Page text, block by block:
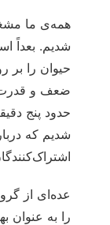
همه‌ی ما
شدیم. بعداً
حیوان را بر
ضعف و قدرت
حدود پنج
شدیم که
عده‌ای از
را به عنوان